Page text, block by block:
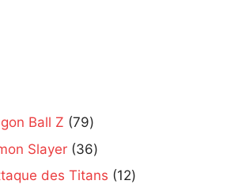
Ball Z 7979
products
Slayer 3636
products
des Titans 1212